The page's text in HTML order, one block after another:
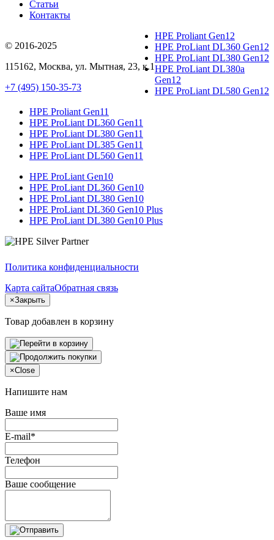
Статьи
Контакты
© 2016-2025
115162, Москва, ул. Мытная, 23, к.1
+7 (495) 150-35-73
HPE Proliant Gen12
HPE ProLiant DL360 Gen12
HPE ProLiant DL380 Gen12
HPE ProLiant DL380a
Gen12
HPE ProLiant DL580 Gen12
HPE Proliant Gen11
HPE ProLiant DL360 Gen11
HPE ProLiant DL380 Gen11
HPE ProLiant DL385 Gen11
HPE ProLiant DL560 Gen11
HPE ProLiant Gen10
HPE ProLiant DL360 Gen10
HPE ProLiant DL380 Gen10
HPE ProLiant DL360 Gen10 Plus
HPE ProLiant DL380 Gen10 Plus
Политика конфиденциальности
Карта сайтаОбратная связь
×Закрыть
Товар добавлен в корзину
×Close
Напишите нам
Ваше имя
E-mail*
Телефон
Ваше сообщение